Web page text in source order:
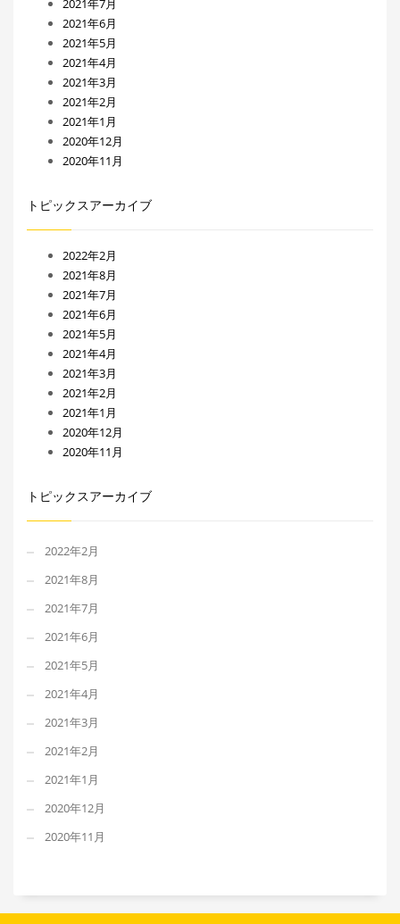
2021年7月
2021年6月
2021年5月
2021年4月
2021年3月
2021年2月
2021年1月
2020年12月
2020年11月
トピックスアーカイブ
2022年2月
2021年8月
2021年7月
2021年6月
2021年5月
2021年4月
2021年3月
2021年2月
2021年1月
2020年12月
2020年11月
トピックスアーカイブ
2022年2月
2021年8月
2021年7月
2021年6月
2021年5月
2021年4月
2021年3月
2021年2月
2021年1月
2020年12月
2020年11月